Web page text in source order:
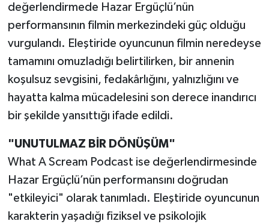
değerlendirmede Hazar Ergüçlü’nün
performansının filmin merkezindeki güç olduğu
vurgulandı. Eleştiride oyuncunun filmin neredeyse
tamamını omuzladığı belirtilirken, bir annenin
koşulsuz sevgisini, fedakârlığını, yalnızlığını ve
hayatta kalma mücadelesini son derece inandırıcı
bir şekilde yansıttığı ifade edildi.
"UNUTULMAZ BİR DÖNÜŞÜM"
What A Scream Podcast ise değerlendirmesinde
Hazar Ergüçlü’nün performansını doğrudan
"etkileyici" olarak tanımladı. Eleştiride oyuncunun
karakterin yaşadığı fiziksel ve psikolojik